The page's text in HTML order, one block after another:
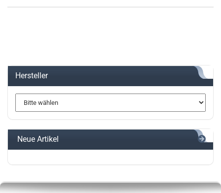
Hersteller
Neue Artikel